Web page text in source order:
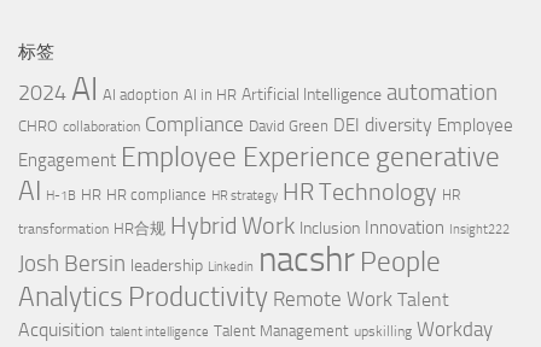
标签
2024 AI AI adoption AI in HR Artificial Intelligence automation
CHRO collaboration Compliance David Green DEI diversity Employee
Engagement Employee Experience generative
AI H-1B HR HR compliance HR strategy HR Technology HR
transformation HR合规 Hybrid Work Inclusion Innovation Insight222
Josh Bersin leadership Linkedin nacshr People
Analytics Productivity Remote Work Talent
Acquisition talent intelligence Talent Management upskilling Workday